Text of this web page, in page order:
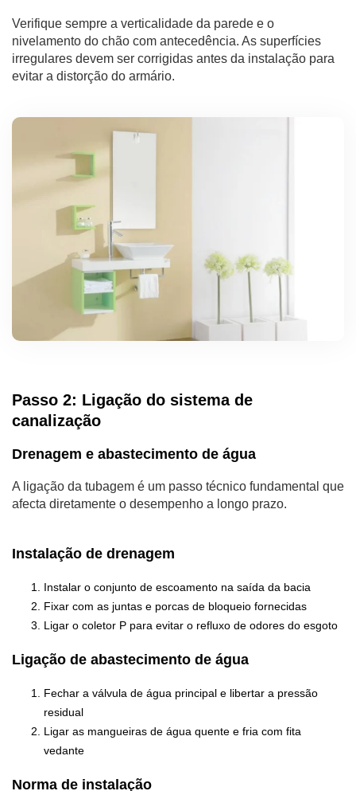
Verifique sempre a verticalidade da parede e o
nivelamento do chão com antecedência. As superfícies
irregulares devem ser corrigidas antes da instalação para
evitar a distorção do armário.
Passo 2: Ligação do sistema de
canalização
Drenagem e abastecimento de água
A ligação da tubagem é um passo técnico fundamental que
afecta diretamente o desempenho a longo prazo.
Instalação de drenagem
Instalar o conjunto de escoamento na saída da bacia
Fixar com as juntas e porcas de bloqueio fornecidas
Ligar o coletor P para evitar o refluxo de odores do esgoto
Ligação de abastecimento de água
Fechar a válvula de água principal e libertar a pressão
residual
Ligar as mangueiras de água quente e fria com fita
vedante
Norma de instalação